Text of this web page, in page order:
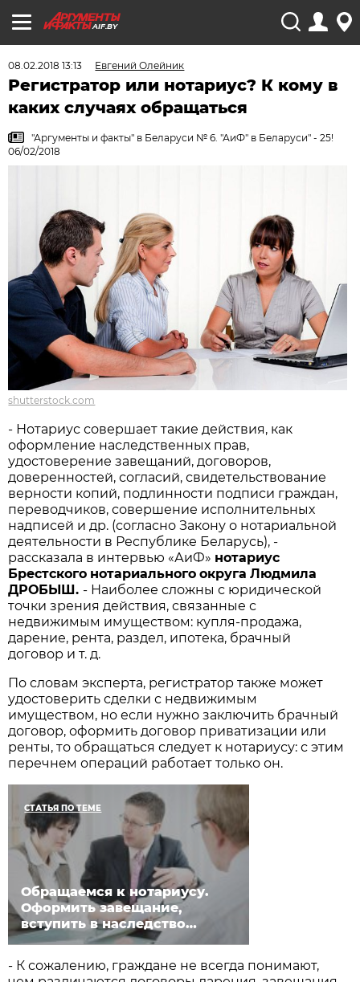
AIF.BY
08.02.2018 13:13 Евгений Олейник
Регистратор или нотариус? К кому в
каких случаях обращаться
"Аргументы и факты" в Беларуси № 6. "АиФ" в Беларуси" - 25!
06/02/2018
shutterstock.com
- Нотариус совершает такие действия, как
оформление наследственных прав,
удостоверение завещаний, договоров,
доверенностей, согласий, свидетельствование
верности копий, подлинности подписи граждан,
переводчиков, совершение исполнительных
надписей и др. (согласно Закону о нотариальной
деятельности в Республике Беларусь), -
рассказала в интервью «АиФ» нотариус
Брестского нотариального округа Людмила
ДРОБЫШ. - Наиболее сложны с юридической
точки зрения действия, связанные с
недвижимым имуществом: купля-продажа,
дарение, рента, раздел, ипотека, брачный
договор и т. д.
По словам эксперта, регистратор также может
удостоверить сделки с недвижимым
имуществом, но если нужно заключить брачный
договор, оформить договор приватизации или
ренты, то обращаться следует к нотариусу: с этим
перечнем операций работает только он.
СТАТЬЯ ПО ТЕМЕ
Обращаемся к нотариусу.
Оформить завещание,
вступить в наследство…
- К сожалению, граждане не всегда понимают,